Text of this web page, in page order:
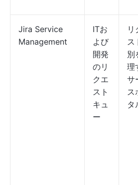
Jira Service
Management
ITお
よび
開発
のリ
クエ
スト
キュ
ー
リ
ス
別
理
サ
ス
タ